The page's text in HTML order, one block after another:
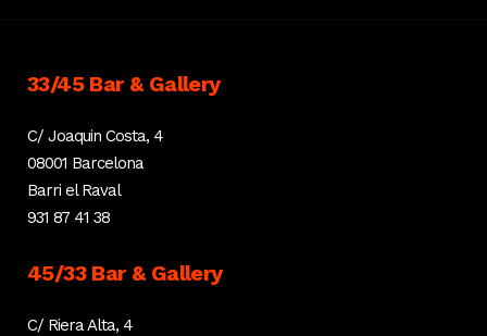
33/45 Bar & Gallery
C/ Joaquin Costa, 4
08001 Barcelona
Barri el Raval
931 87 41 38
45/33 Bar & Gallery
C/ Riera Alta, 4